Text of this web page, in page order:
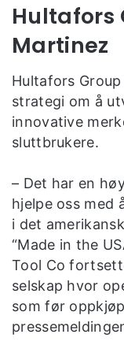
Hultafors
Martinez
Hultafors
strategi om å
innovative
sluttbrukere.
– Det har en
hjelpe oss med
i det
“Made in the
Tool Co
selskap hvor
som før